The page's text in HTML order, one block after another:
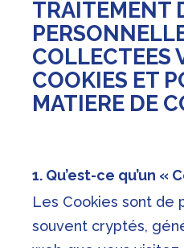
TRAITEMENT
COLLECTEES
COOKIES ET
MATIERE DE
1. Qu’est-ce qu’un «
Les Cookies sont de
souvent cryptés,